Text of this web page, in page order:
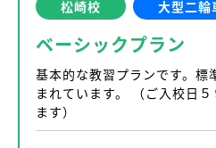
松崎校 大型二輪
ベーシックプラン
基本的な教習プランです。標
まれています。 （ご入校日
ます）